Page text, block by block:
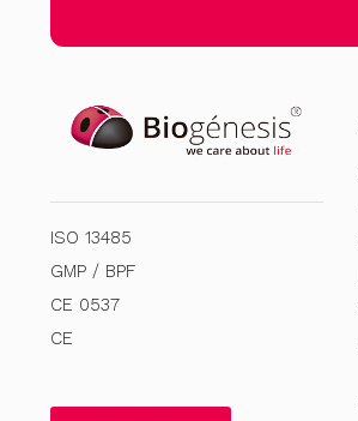
ISO 13485
GMP / BPF
CE 0537
CE